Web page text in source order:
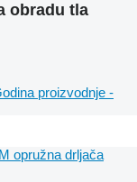
obradu tla
proizvodnje -